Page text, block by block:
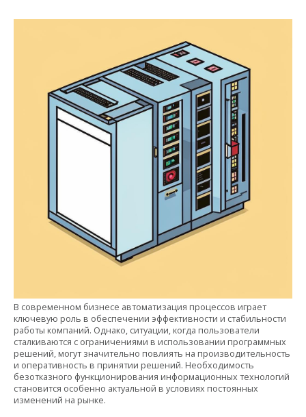
В современном бизнесе автоматизация процессов играет
ключевую роль в обеспечении эффективности и стабильности
работы компаний. Однако, ситуации, когда пользователи
сталкиваются с ограничениями в использовании программных
решений, могут значительно повлиять на производительность
и оперативность в принятии решений. Необходимость
безотказного функционирования информационных технологий
становится особенно актуальной в условиях постоянных
изменений на рынке.